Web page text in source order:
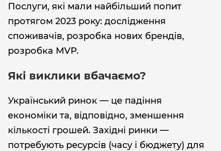
Послуги, які мали найбільший попит
протягом 2023 року: дослідження
споживачів, розробка нових брендів,
розробка MVP.
Які виклики вбачаємо?
Український ринок — це падіння
економіки та, відповідно, зменшення
кількості грошей. Західні ринки —
потребують ресурсів (часу і бюджету) для